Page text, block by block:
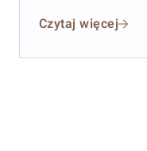
imieniu obwinionego
Czytaj więcej